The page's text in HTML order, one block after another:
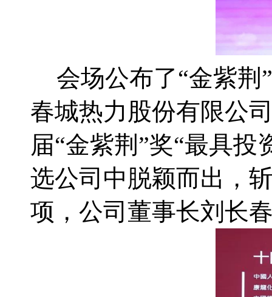
会场公布了“金紫
春城热力股份有限公
届“金紫荆”奖“最具
选公司中脱颖而出，
项，公司董事长刘长